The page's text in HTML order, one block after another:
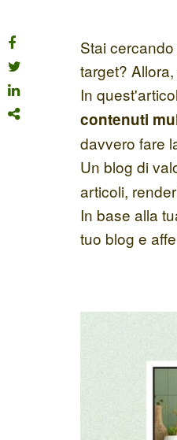
Stai
target?
In
contenuti
davvero fare
Un blog di
articoli,
In base alla
tuo blog e